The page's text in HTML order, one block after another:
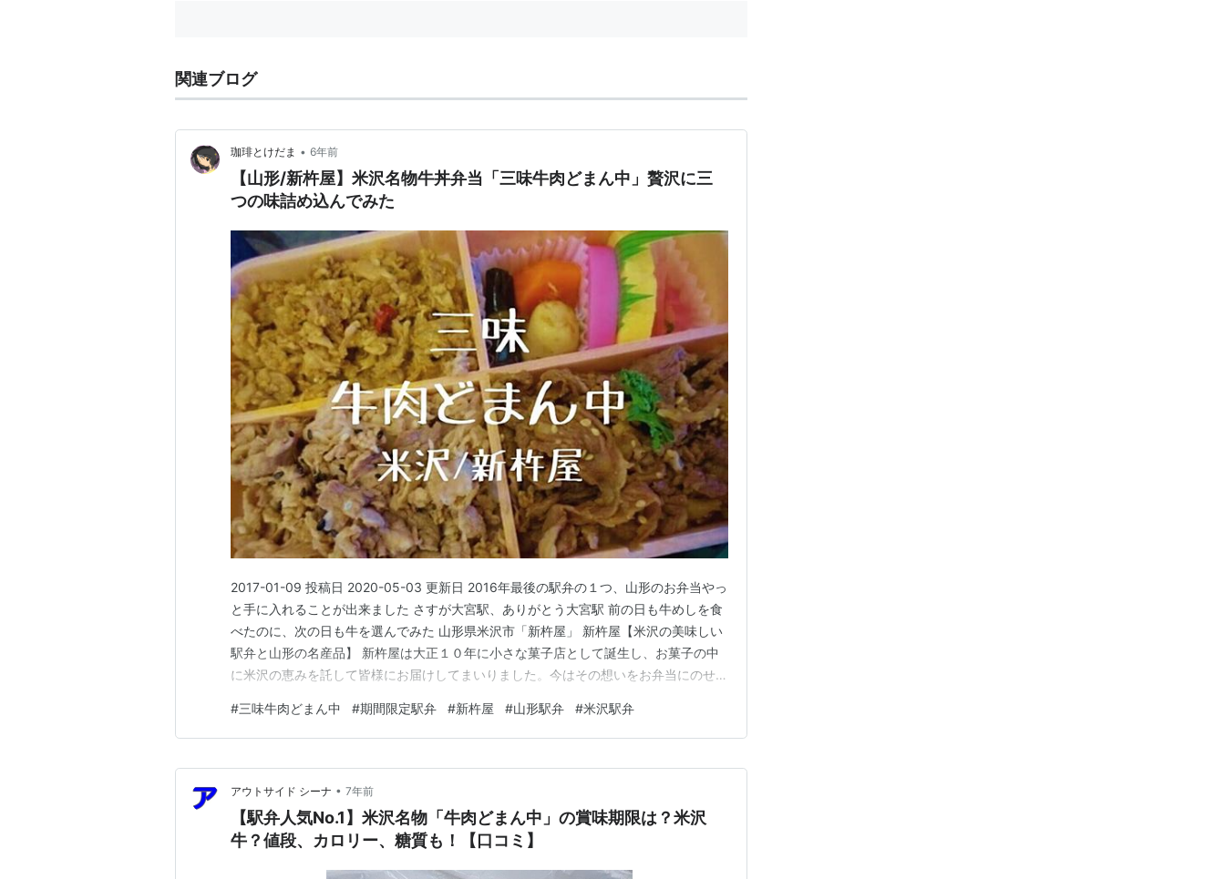
関連ブログ
珈琲とけだま • 6年前
【山形/新杵屋】米沢名物牛丼弁当「三味牛肉どまん中」贅沢に三
つの味詰め込んでみた
2017-01-09 投稿日 2020-05-03 更新日 2016年最後の駅弁の１つ、山形のお弁当やっ
と手に入れることが出来ました さすが大宮駅、ありがとう大宮駅 前の日も牛めしを食
べたのに、次の日も牛を選んでみた 山形県米沢市「新杵屋」 新杵屋【米沢の美味しい
駅弁と山形の名産品】 新杵屋は大正１０年に小さな菓子店として誕生し、お菓子の中
に米沢の恵みを託して皆様にお届けしてまいりました。今はその想いをお弁当にのせ、
新杵屋ホームページより引用 読み方は「しんきねや」ごめんんさい読めなかったの 東
北を代表する駅弁屋で…
#三味牛肉どまん中 #期間限定駅弁 #新杵屋 #山形駅弁 #米沢駅弁
アウトサイド シーナ • 7年前
【駅弁人気No.1】米沢名物「牛肉どまん中」の賞味期限は？米沢
牛？値段、カロリー、糖質も！【口コミ】